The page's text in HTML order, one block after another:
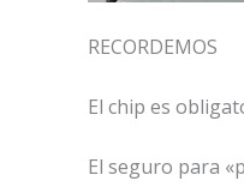
RECORDEMOS
El chip es
El seguro para